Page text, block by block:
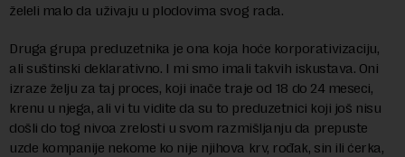
želeli malo da uživaju u plodovima svog rada.
Druga grupa preduzetnika je ona koja hoće korporativizaciju,
ali suštinski deklarativno. I mi smo imali takvih iskustava. Oni
izraze želju za taj proces, koji inače traje od 18 do 24 meseci,
krenu u njega, ali vi tu vidite da su to preduzetnici koji još nisu
došli do tog nivoa zrelosti u svom razmišljanju da prepuste
uzde kompanije nekome ko nije njihova krv, rođak, sin ili ćerka,